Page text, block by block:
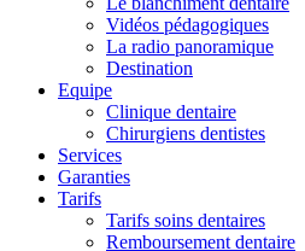
Vidéos pédagogiques
La radio panoramique
Destination
Equipe
Clinique dentaire
Chirurgiens dentistes
Services
Garanties
Tarifs
Tarifs soins dentaires
Remboursement dentaire